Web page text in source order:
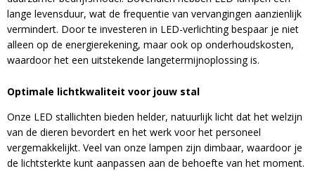
lange levensduur, wat de frequentie van vervangingen aanzienlijk
vermindert. Door te investeren in LED-verlichting bespaar je niet
alleen op de energierekening, maar ook op onderhoudskosten,
waardoor het een uitstekende langetermijnoplossing is.
Optimale lichtkwaliteit voor jouw stal
Onze LED stallichten bieden helder, natuurlijk licht dat het welzijn
van de dieren bevordert en het werk voor het personeel
vergemakkelijkt. Veel van onze lampen zijn dimbaar, waardoor je
de lichtsterkte kunt aanpassen aan de behoefte van het moment.
Blijf op de hoogte van nieuwe product
updates, promoties en aanbiedingen, leuke
klantverhalen en ontdek de klantfoto van de
maand!
Email
Bevestig je inschrijving via de bevestigingsmail
in je inbox. Deze ontvang je binnen een paar